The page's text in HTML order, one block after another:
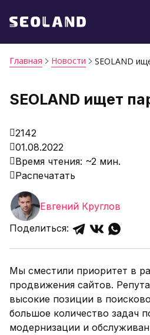
Главная Новости SEOLAND
SEOLAND ищет
2142
01.08.2022
Время чтения: ~2 мин.
Распечатать
Евгений Круглов
Поделиться:
Мы сместили приоритет в
продвижения сайтов.
высокие позиции в
большое количество задач
модернизации и